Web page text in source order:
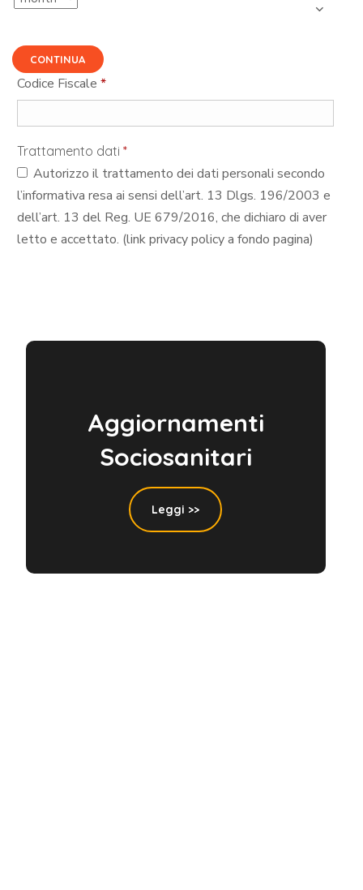
CONTINUA
Codice Fiscale*
Trattamento dati*
Autorizzo il trattamento dei dati personali secondo
l’informativa resa ai sensi dell’art. 13 Dlgs. 196/2003 e
dell’art. 13 del Reg. UE 679/2016, che dichiaro di aver
letto e accettato. (link privacy policy a fondo pagina)
Aggiornamenti
Sociosanitari
Leggi >>